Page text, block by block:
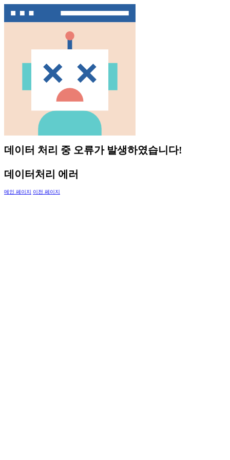
데이터 처리 중 오류가 발생하였습니다!
데이터처리 에러
메인 페이지 이전 페이지